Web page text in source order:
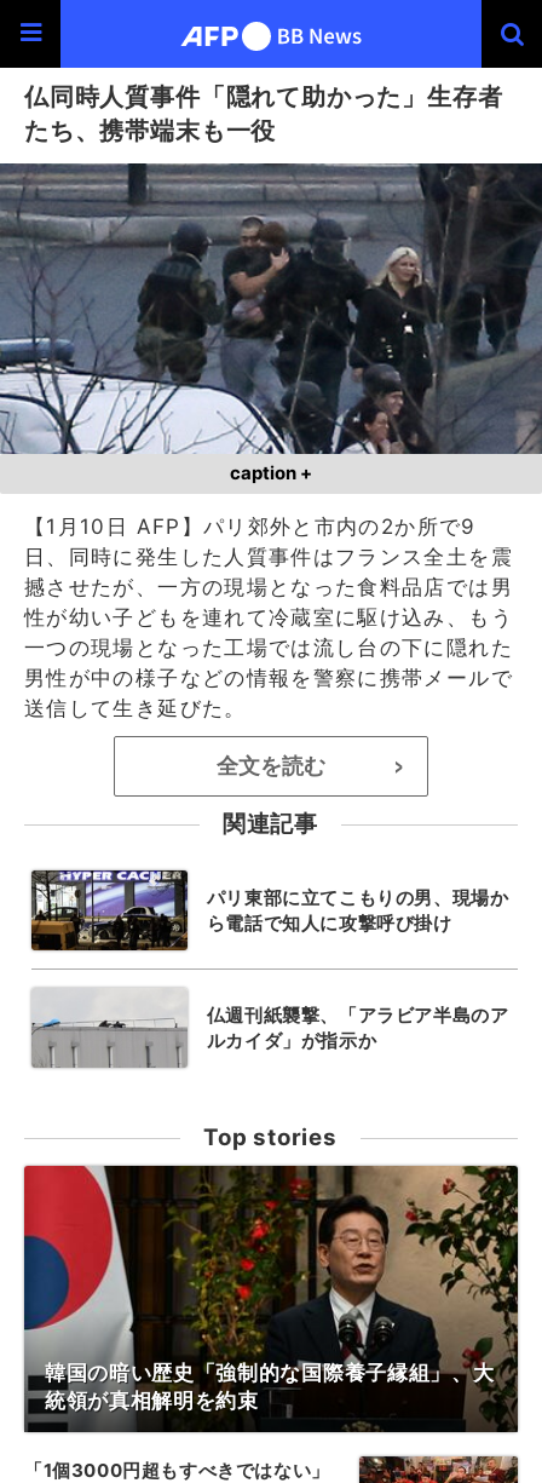
仏同時人質事件「隠れて助かった」生存者
たち、携帯端末も一役
caption +
【1月10日 AFP】パリ郊外と市内の2か所で9
日、同時に発生した人質事件はフランス全土を震
撼させたが、一方の現場となった食料品店では男
性が幼い子どもを連れて冷蔵室に駆け込み、もう
一つの現場となった工場では流し台の下に隠れた
男性が中の様子などの情報を警察に携帯メールで
送信して生き延びた。
全文を読む >
関連記事
パリ東部に立てこもりの男、現場か
ら電話で知人に攻撃呼び掛け
仏週刊紙襲撃、「アラビア半島のア
ルカイダ」が指示か
Top stories
韓国の暗い歴史「強制的な国際養子縁組」、大
統領が真相解明を約束
「1個3000円超もすべきではない」